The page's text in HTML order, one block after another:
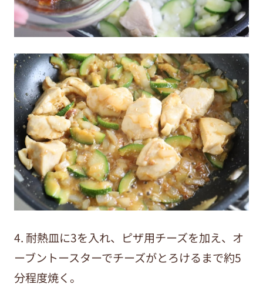
4. 耐熱皿に3を入れ、ピザ用チーズを加え、オ
ーブントースターでチーズがとろけるまで約5
分程度焼く。